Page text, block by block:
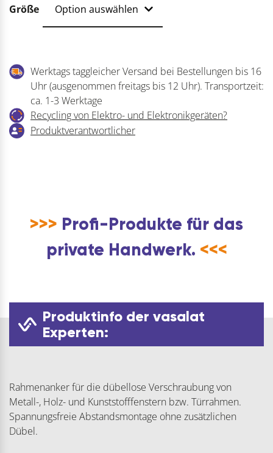
Größe
Werktags taggleicher Versand bei Bestellungen bis 16
Uhr (ausgenommen freitags bis 12 Uhr). Transportzeit:
ca. 1-3 Werktage
Recycling von Elektro- und Elektronikgeräten?
Produktverantwortlicher
>>> Profi-Produkte für das
private Handwerk. <<<
Produktinfo der vasalat
Experten:
Rahmenanker für die dübellose Verschraubung von
Metall-, Holz- und Kunststofffenstern bzw. Türrahmen.
Spannungsfreie Abstandsmontage ohne zusätzlichen
Dübel.